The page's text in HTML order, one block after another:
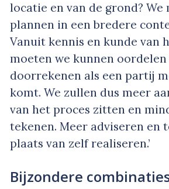
locatie en van de grond? We
plannen in een bredere
Vanuit kennis en kunde van
moeten we kunnen oordelen
doorrekenen als een partij
komt. We zullen dus meer
van het proces zitten en
tekenen. Meer adviseren en
plaats van zelf realiseren.’
Bijzondere